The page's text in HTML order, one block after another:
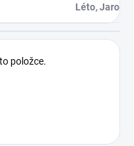
Léto, Jaro
položce.